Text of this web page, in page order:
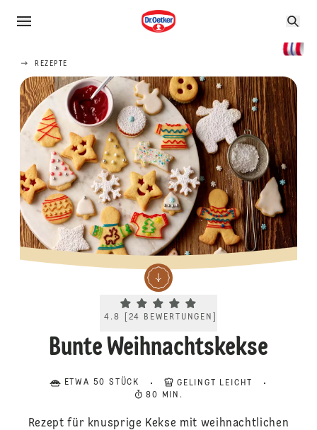
REZEPTE
Current rating 4.8. Click to rate.
4.8 24 BEWERTUNGEN
Bunte Weihnachtskekse
ETWA 50 STÜCK
GELINGT LEICHT
80 MIN.
Rezept für knusprige Kekse mit weihnachtlichen